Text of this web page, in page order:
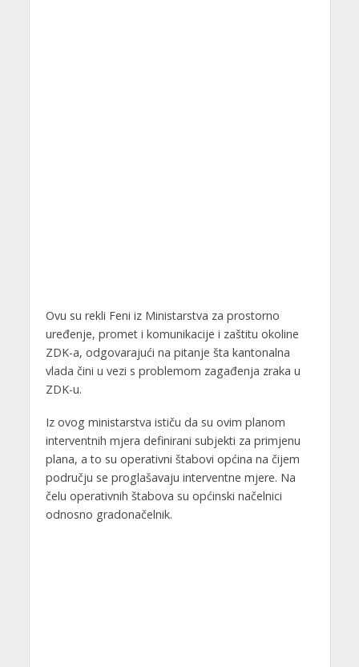
Ovu su rekli Feni iz Ministarstva za prostorno
uređenje, promet i komunikacije i zaštitu okoline
ZDK-a, odgovarajući na pitanje šta kantonalna
vlada čini u vezi s problemom zagađenja zraka u
ZDK-u.
Iz ovog ministarstva ističu da su ovim planom
interventnih mjera definirani subjekti za primjenu
plana, a to su operativni štabovi općina na čijem
području se proglašavaju interventne mjere. Na
čelu operativnih štabova su općinski načelnici
odnosno gradonačelnik.